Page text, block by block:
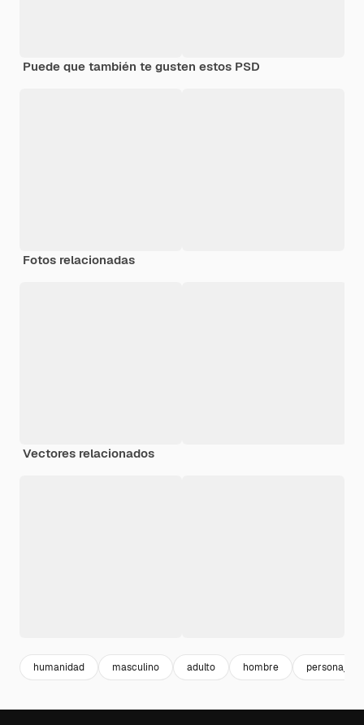
Puede que también te gusten estos PSD
Fotos relacionadas
Vectores relacionados
humanidad masculino adulto hombre personajes